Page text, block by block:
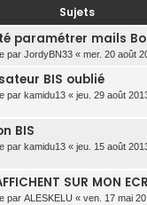
Sujets
paramétrer mails
par JordyBN33 « mer. 20 août
BIS oublié
par kamidu13 « jeu. 29 août
BIS
par kamidu13 « jeu. 15 août
SUR MON
par ALESKELU « ven. 17 mai